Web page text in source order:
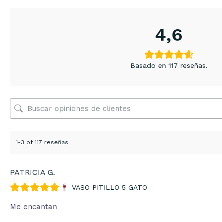
4,6
Basado en 117 reseñas.
1-3 of 117 reseñas
PATRICIA G.
VASO PITILLO 5 GATO
Me encantan